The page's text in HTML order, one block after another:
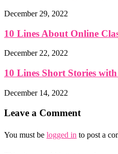
December 29, 2022
10 Lines About Online
December 22, 2022
10 Lines Short Stories
December 14, 2022
Leave a Comment
You must be logged in to post a